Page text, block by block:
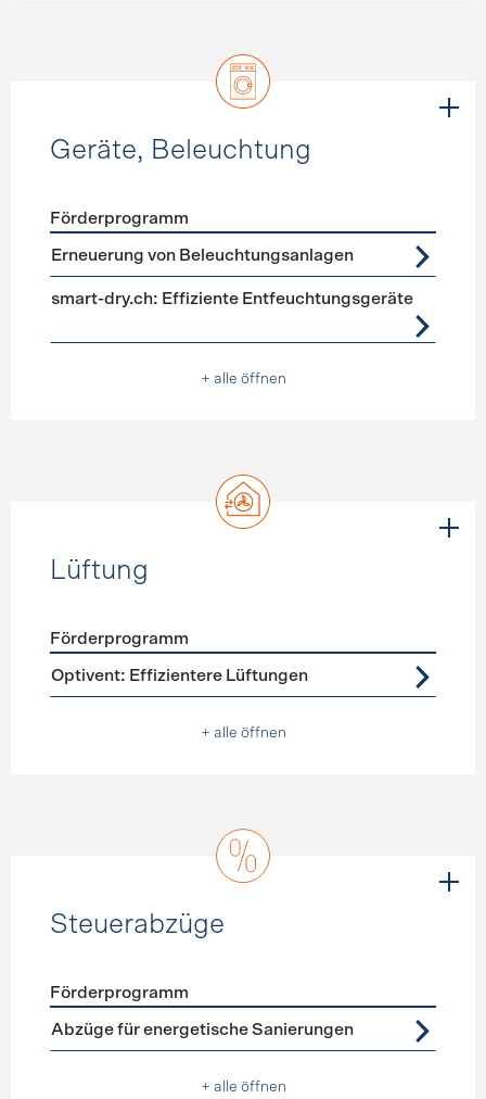
Geräte, Beleuchtung
Förderprogramme Geräte, Beleuchtung
Förderprogramm
Erneuerung von Beleuchtungsanlagen
smart-dry.ch: Effiziente Entfeuchtungsgeräte
+ alle öffnen
Lüftung
Förderprogramme Lüftung
Förderprogramm
Optivent: Effizientere Lüftungen
+ alle öffnen
Steuerabzüge
Förderprogramme Steuerabzüge
Förderprogramm
Abzüge für energetische Sanierungen
+ alle öffnen